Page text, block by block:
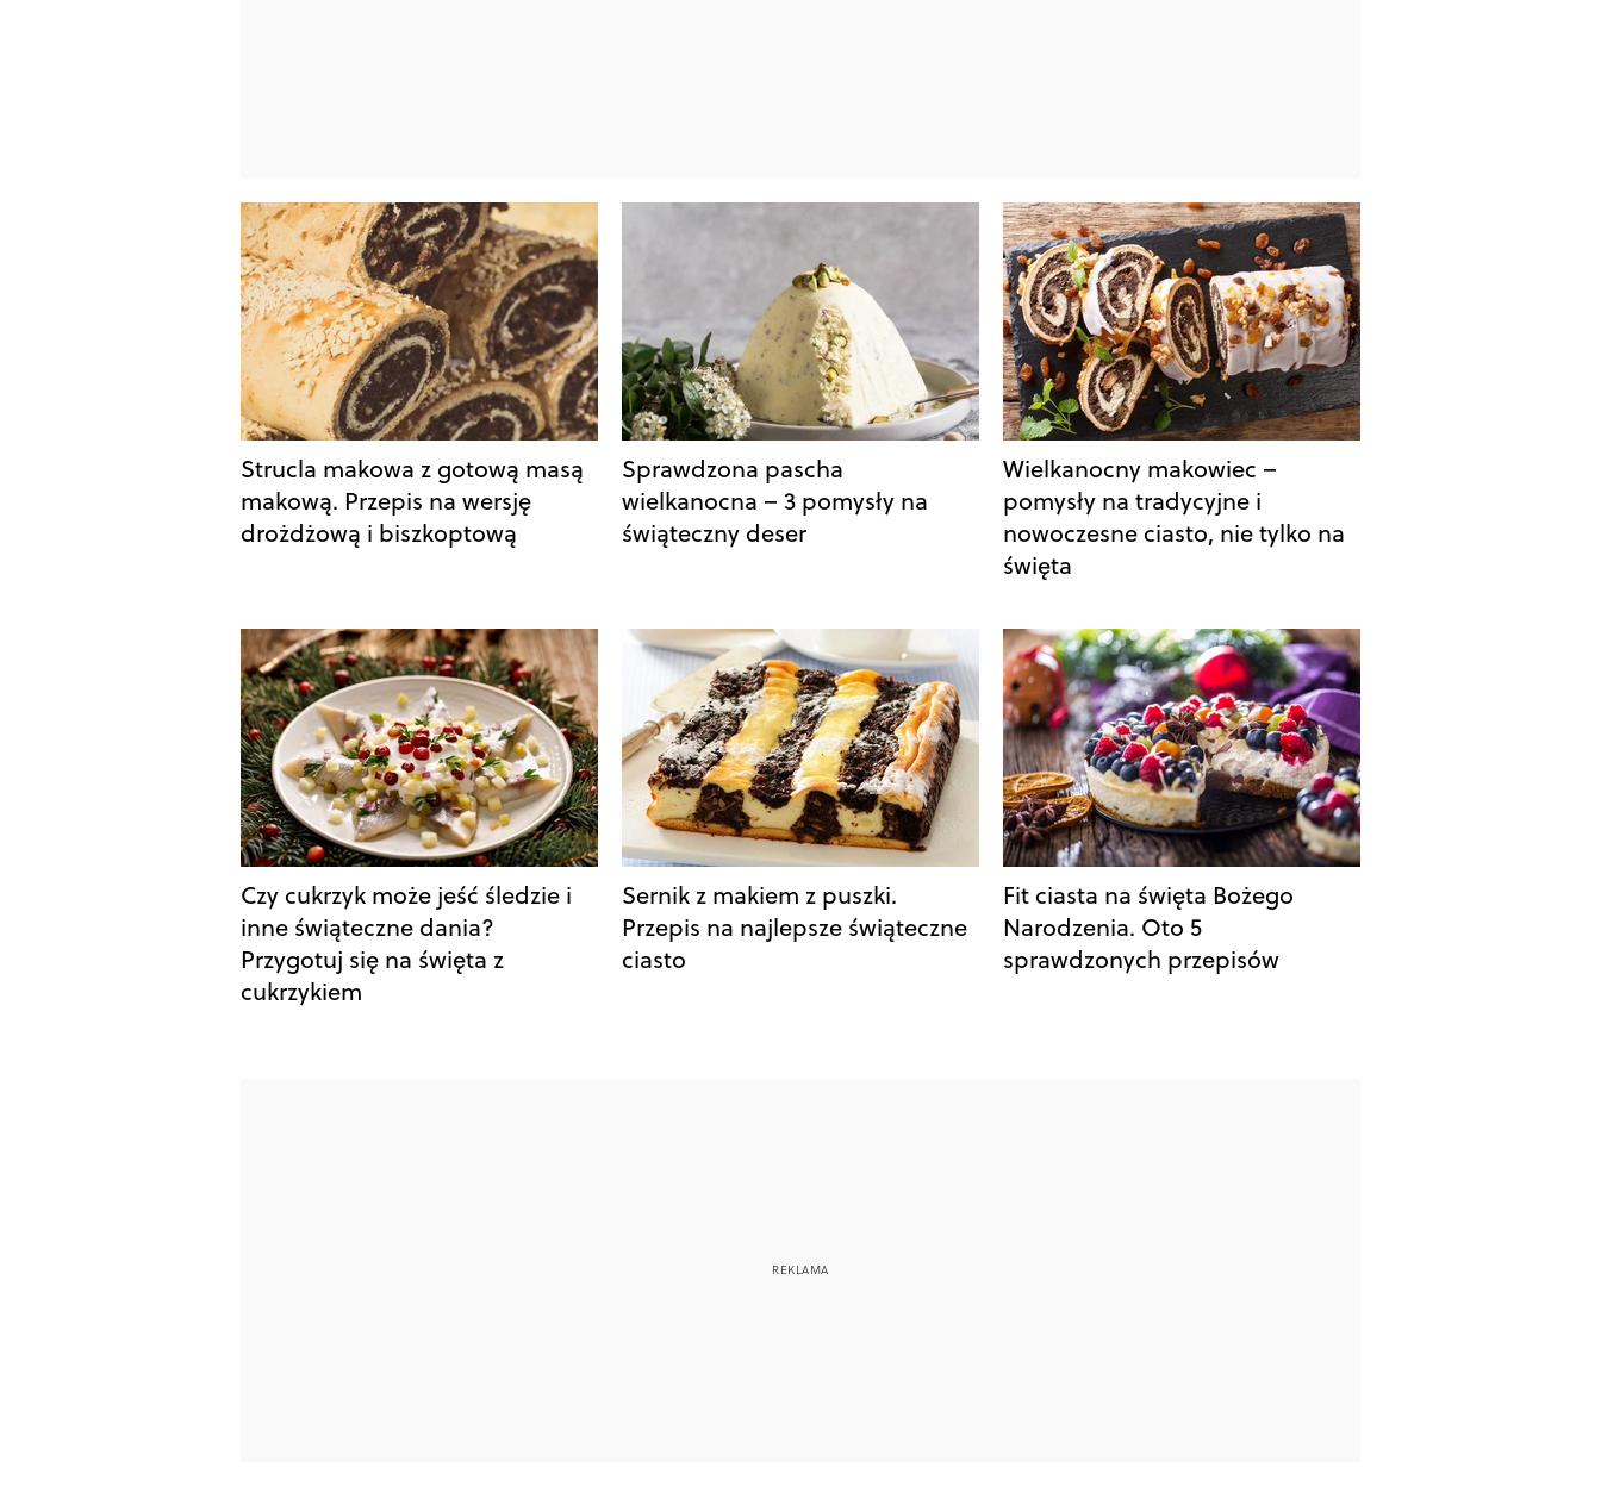
Strucla makowa z gotową masą
makową. Przepis na wersję
drożdżową i biszkoptową
Sprawdzona pascha
wielkanocna – 3 pomysły na
świąteczny deser
Wielkanocny makowiec –
pomysły na tradycyjne i
nowoczesne ciasto, nie tylko na
święta
Czy cukrzyk może jeść śledzie i
inne świąteczne dania?
Przygotuj się na święta z
cukrzykiem
Sernik z makiem z puszki.
Przepis na najlepsze świąteczne
ciasto
Fit ciasta na święta Bożego
Narodzenia. Oto 5
sprawdzonych przepisów